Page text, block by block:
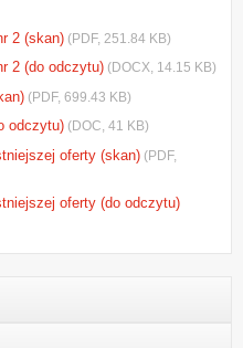
2 (skan) (PDF, 251.84 KB)
2 (do odczytu) (DOCX, 14.15 KB)
(PDF, 699.43 KB)
odczytu) (DOC, 41 KB)
oferty (skan) (PDF,
oferty (do odczytu)